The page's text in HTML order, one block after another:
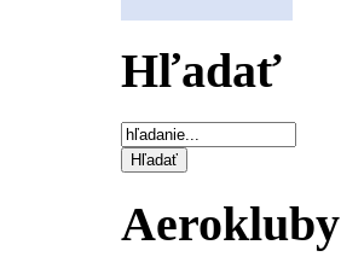
Hľadať
Aerokluby